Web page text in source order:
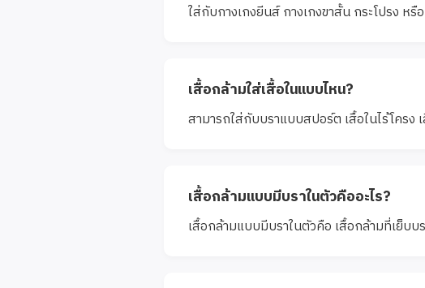
ใส่กับกางเกงยีนส์ กางเกงขาสั้น กระโปรง ห
เสื้อกล้ามใส่เสื้อในแบบไหน?
สามารถใส่กับบราแบบสปอร์ต เสื้อในไร้โคร
เสื้อกล้ามแบบมีบราในตัวคืออะไร?
เสื้อกล้ามแบบมีบราในตัวคือ เสื้อกล้ามที่เย็บ